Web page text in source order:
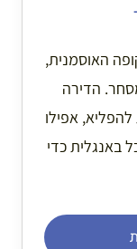
האוסמנית,
הדירה
60 ומאובזרת להפליא, אפילו
באנגלית כדי